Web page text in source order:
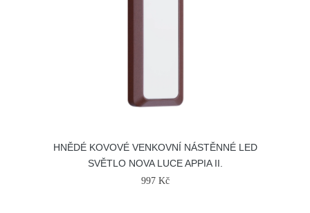
HNĚDÉ KOVOVÉ VENKOVNÍ NÁSTĚNNÉ LED
SVĚTLO NOVA LUCE APPIA II.
997 Kč